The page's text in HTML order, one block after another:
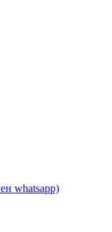
whatsapp)